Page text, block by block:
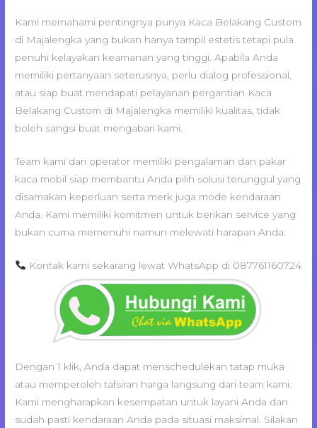
Kami memahami pentingnya punya Kaca Belakang Custom
di Majalengka yang bukan hanya tampil estetis tetapi pula
penuhi kelayakan keamanan yang tinggi. Apabila Anda
memiliki pertanyaan seterusnya, perlu dialog professional,
atau siap buat mendapati pelayanan pergantian Kaca
Belakang Custom di Majalengka memiliki kualitas, tidak
boleh sangsi buat mengabari kami.
Team kami dari operator memiliki pengalaman dan pakar
kaca mobil siap membantu Anda pilih solusi terunggul yang
disamakan keperluan serta merk juga mode kendaraan
Anda. Kami memiliki komitmen untuk berikan service yang
bukan cuma memenuhi namun melewati harapan Anda.
Kontak kami sekarang lewat WhatsApp di 087761160724
Dengan 1 klik, Anda dapat menschedulekan tatap muka
atau memperoleh tafsiran harga langsung dari team kami.
Kami mengharapkan kesempatan untuk layani Anda dan
sudah pasti kendaraan Anda pada situasi maksimal. Silakan